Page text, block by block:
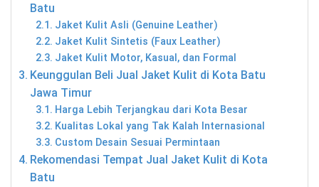
Batu
Jaket Kulit Asli (Genuine Leather)
Jaket Kulit Sintetis (Faux Leather)
Jaket Kulit Motor, Kasual, dan Formal
Keunggulan Beli Jual Jaket Kulit di Kota Batu
Jawa Timur
Harga Lebih Terjangkau dari Kota Besar
Kualitas Lokal yang Tak Kalah Internasional
Custom Desain Sesuai Permintaan
Rekomendasi Tempat Jual Jaket Kulit di Kota
Batu